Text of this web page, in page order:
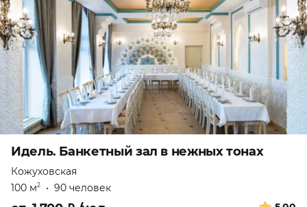
Идель. Банкетный зал в нежных тонах
Кожуховская
100 м2 • 90 человек